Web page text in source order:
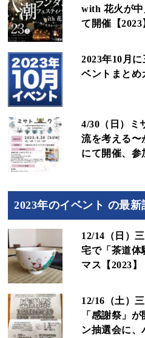
with 花火が
て開催【2023
2023年10月
ベントまとめ
4/30（日）ミ
流を考える〜
にて開催、参
2023年のイベント の最新
12/14（日）
宅で「茶道体
マス【2023】
12/16（土）
「感謝祭」
ン抽選会に